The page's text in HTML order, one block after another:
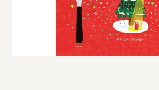
株式会社ゼロワンブースター
叶や豆冨 大椙食品
株式会社 京都産業振興センター